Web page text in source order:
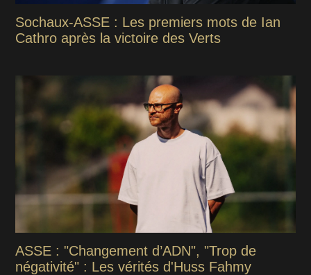
Sochaux-ASSE : Les premiers mots de Ian
Cathro après la victoire des Verts
ASSE : "Changement d’ADN", "Trop de
négativité" : Les vérités d'Huss Fahmy